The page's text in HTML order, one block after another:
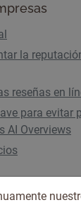
la
reseñas en
para evitar
AI Overviews